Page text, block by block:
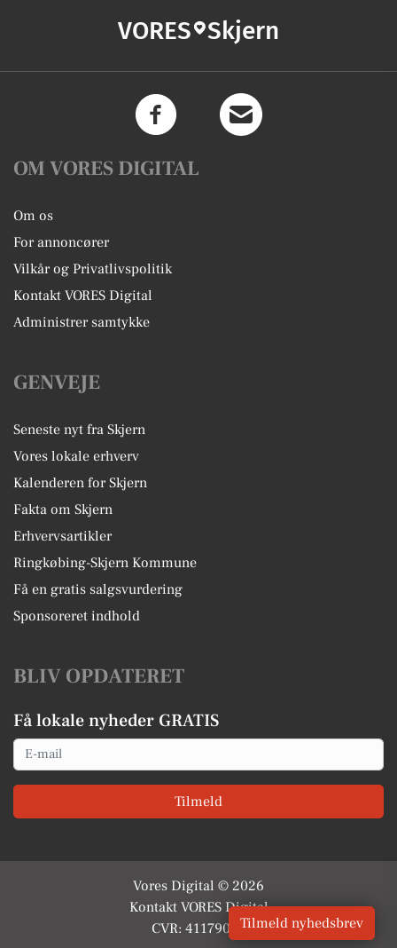
VORES Skjern
OM VORES DIGITAL
Om os
For annoncører
Vilkår og Privatlivspolitik
Kontakt VORES Digital
Administrer samtykke
GENVEJE
Seneste nyt fra Skjern
Vores lokale erhverv
Kalenderen for Skjern
Fakta om Skjern
Erhvervsartikler
Ringkøbing-Skjern Kommune
Få en gratis salgsvurdering
Sponsoreret indhold
BLIV OPDATERET
Få lokale nyheder GRATIS
Email
Tilmeld
Vores Digital © 2026
Kontakt VORES Digital
CVR: 41179082Tilmeld nyhedsbrev